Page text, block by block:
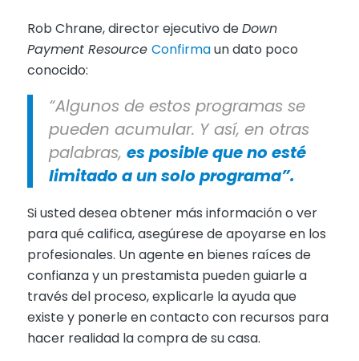
Rob Chrane, director ejecutivo deDown
Payment Resource Confirmaun dato poco
conocido:
“Algunos de estos programas se
pueden acumular. Y así, en otras
palabras, es posible que no esté
limitado a un solo programa”.
Si usted desea obtener más información o ver
para qué califica, asegúrese de apoyarse en los
profesionales. Un agente en bienes raíces de
confianza y un prestamista pueden guiarle a
través del proceso, explicarle la ayuda que
existe y ponerle en contacto con recursos para
hacer realidad la compra de su casa.